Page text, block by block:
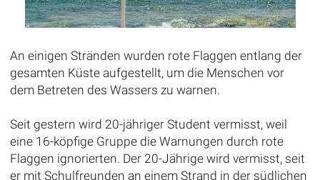
An einigen Stränden wurden rote Flaggen entlang der
gesamten Küste aufgestellt, um die Menschen vor
dem Betreten des Wassers zu warnen.
Seit gestern wird 20-jähriger Student vermisst, weil
eine 16-köpfige Gruppe die Warnungen durch rote
Flaggen ignorierten. Der 20-Jährige wird vermisst, seit
er mit Schulfreunden an einem Strand in der südlichen